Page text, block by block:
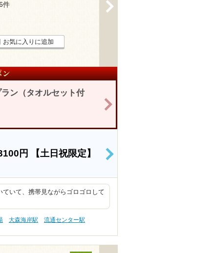
件
お気に入りに追加
ン（タオルセット付
円
【土日祝限定】
>
いて、携帯見ながらゴロゴロして
大森海岸駅
流通センター駅